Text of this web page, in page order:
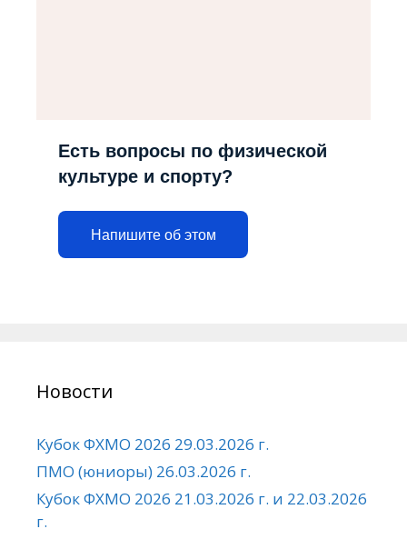
Есть вопросы по физической
культуре и спорту?
Напишите об этом
Новости
Кубок ФХМО 2026 29.03.2026 г.
ПМО (юниоры) 26.03.2026 г.
Кубок ФХМО 2026 21.03.2026 г. и 22.03.2026
г.